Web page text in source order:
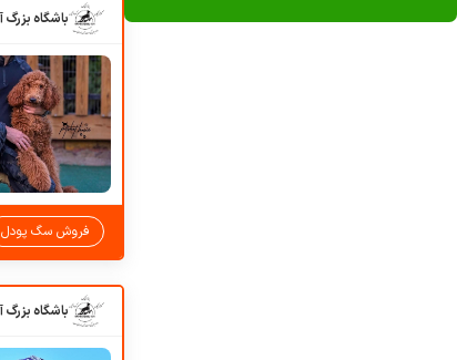
فروش سگ پودل